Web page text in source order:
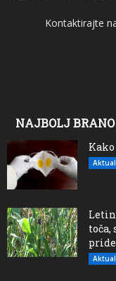
Kontaktirajte
NAJBOLJ BRANO